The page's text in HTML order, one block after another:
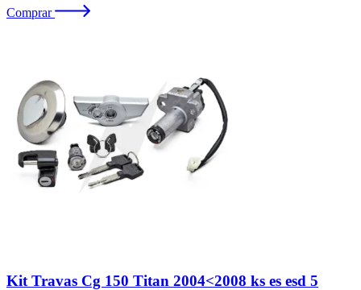
Comprar
Kit Travas Cg 150 Titan 2004<2008 ks es esd 5